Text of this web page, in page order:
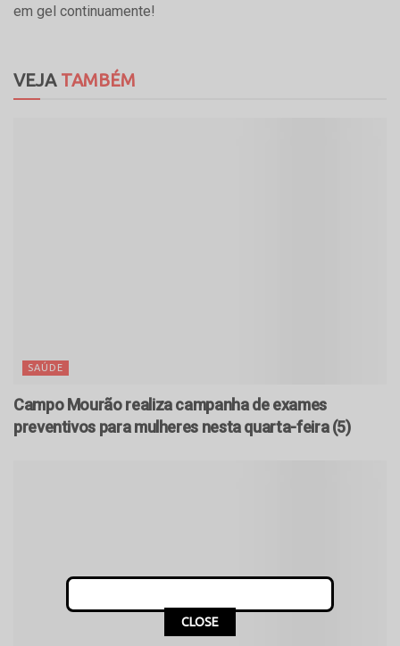
em gel continuamente!
VEJATAMBÉM
SAÚDE
Campo Mourão realiza campanha de exames
preventivos para mulheres nesta quarta-feira (5)
CLOSE